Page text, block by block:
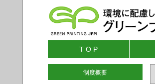
T O P
制度概要